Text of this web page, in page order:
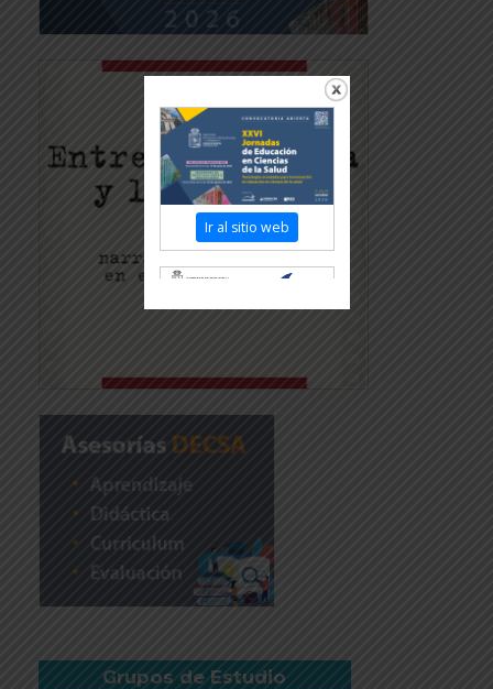
Grupos de Estudio
Ir al sitio web
Revisar más información